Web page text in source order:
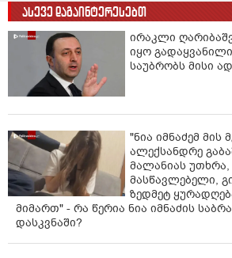
ასევე დაგაინტერესებთ
ირაკლი
იყო
საუბრობს მისი
"ნია იმნაძემ მის
ალექსანდრე
მალანიას
მასწავლებელი,
ზედმეტ
მიმართ" - რა წერია ნია იმნაძის
დასკვნაში?